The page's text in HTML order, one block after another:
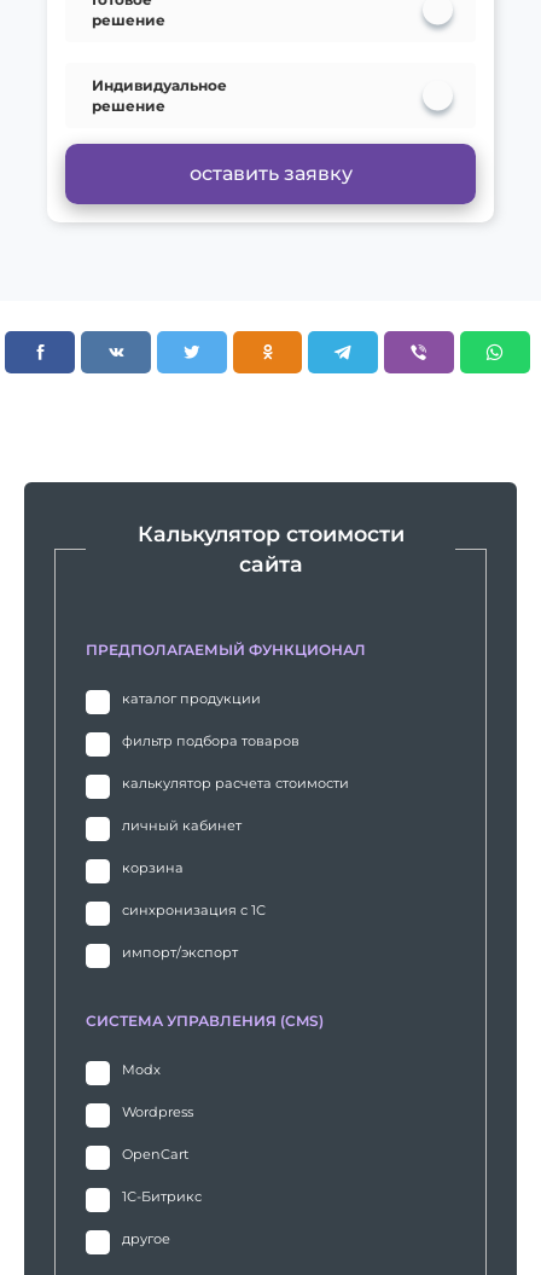
решение
Индивидуальное
решение
оставить заявку
Калькулятор стоимости
сайта
ПРЕДПОЛАГАЕМЫЙ ФУНКЦИОНАЛ
каталог продукции
фильтр подбора товаров
калькулятор расчета стоимости
личный кабинет
корзина
синхронизация с 1С
импорт/экспорт
СИСТЕМА УПРАВЛЕНИЯ (CMS)
Modx
Wordpress
OpenCart
1С-Битрикс
другое